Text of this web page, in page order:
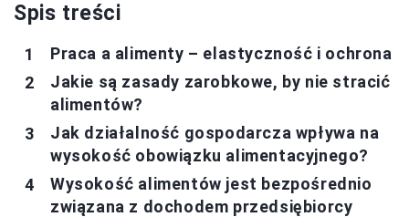
Spis treści
Praca a alimenty – elastyczność i ochrona
Jakie są zasady zarobkowe, by nie stracić
alimentów?
Jak działalność gospodarcza wpływa na
wysokość obowiązku alimentacyjnego?
Wysokość alimentów jest bezpośrednio
związana z dochodem przedsiębiorcy